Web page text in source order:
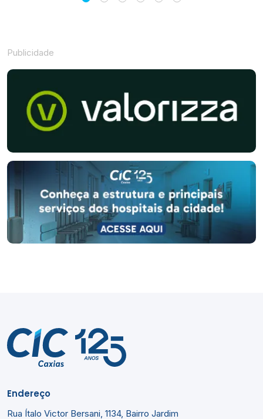
Publicidade
Endereço
Rua Ítalo Victor Bersani, 1134, Bairro Jardim